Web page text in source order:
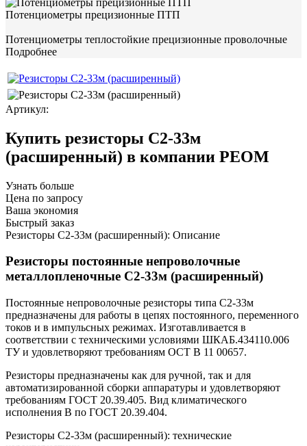
Потенциометры прецизионные ПТП
Потенциометры теплостойкие прецизионные проволочные
Подробнее
Артикул:
Купить резисторы С2-33м
(расширенный) в компании РЕОМ
Узнать больше
Цена по запросу
Ваша экономия
Быстрый заказ
Резисторы С2-33м (расширенный): Описание
Резисторы постоянные непроволочные
металлопленочные С2-33м (расширенный)
Постоянные непроволочные резисторы типа C2-33м
предназначены для работы в цепях постоянного, переменного
токов и в импульсных режимах. Изготавливается в
соответствии с техническими условиями ШКАБ.434110.006
ТУ и удовлетворяют требованиям ОСТ В 11 00657.
Резисторы предназначены как для ручной, так и для
автоматизированной сборки аппаратуры и удовлетворяют
требованиям ГОСТ 20.39.405. Вид климатического
исполнения В по ГОСТ 20.39.404.
Резисторы С2-33м (расширенный): технические